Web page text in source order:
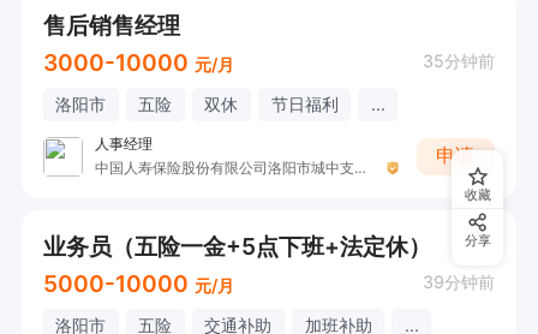
售后销售经理
3000-10000 元/月 35分钟前
洛阳市 五险 双休 节日福利 ...
人事经理
中国人寿保险股份有限公司洛阳市城中支公司M
申请
业务员（五险一金+5点下班+法定休）
5000-10000 元/月 39分钟前
洛阳市 五险 交通补助 加班补助 ...
收藏
分享